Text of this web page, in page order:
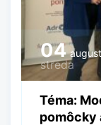
04
streda
Téma:
pomôcky